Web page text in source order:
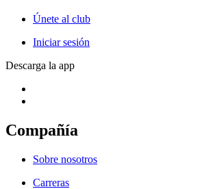
Únete al club
Iniciar sesión
Descarga la app
Compañía
Sobre nosotros
Carreras